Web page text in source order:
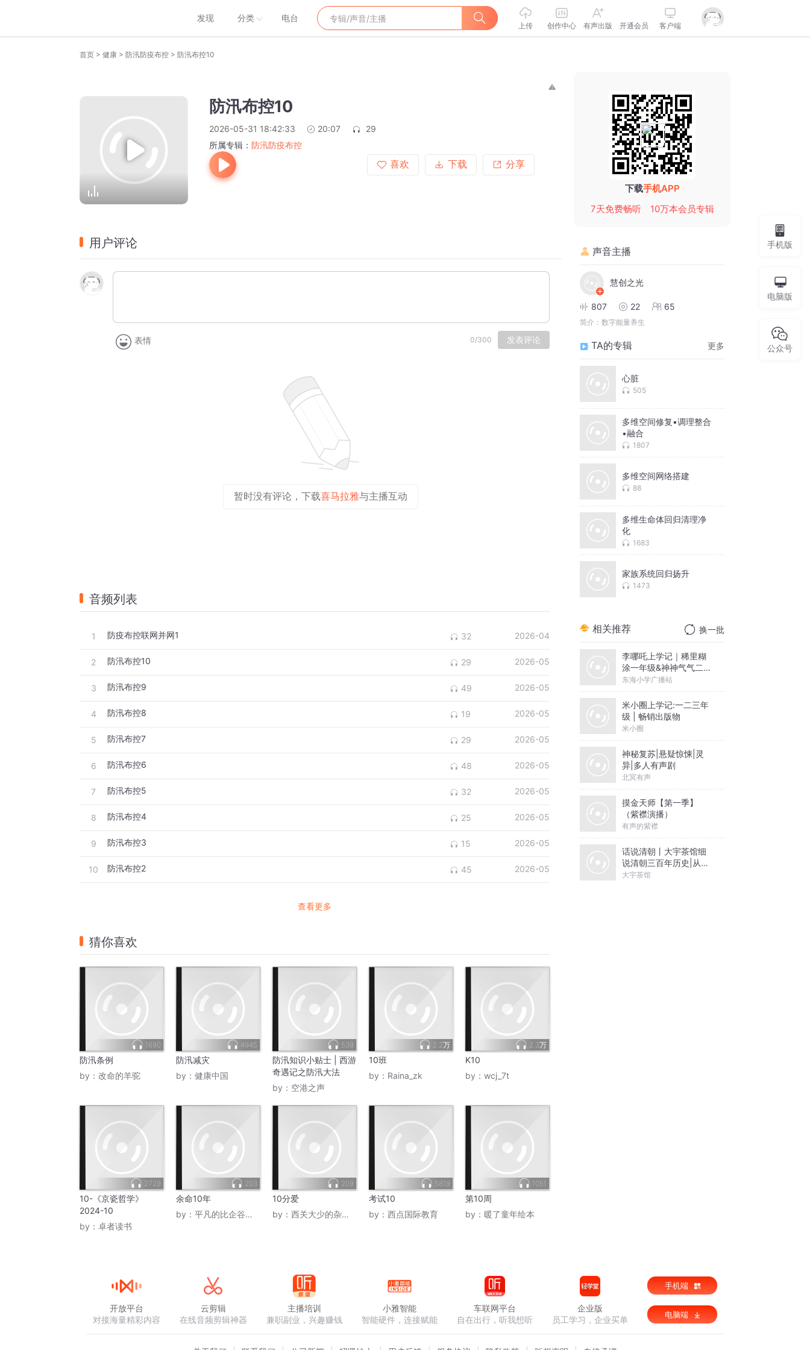
发现 分类 电台
上传 创作中心 有声出版 开通会员 客户端
首页 > 健康 > 防汛防疫布控 > 防汛布控10
防汛布控10
2026-05-31 18:42:33 20:07
29
所属专辑： 防汛防疫布控
喜欢
下载 分享
用户评论
表情 0/300 发表评论
暂时没有评论，下载喜马拉雅与主播互动
音频列表
1 防疫布控联网并网1 32 2026-04
2 防汛布控10 29 2026-05
3 防汛布控9 49 2026-05
4 防汛布控8 19 2026-05
5 防汛布控7 29 2026-05
6 防汛布控6 48 2026-05
7 防汛布控5 32 2026-05
8 防汛布控4 25 2026-05
9 防汛布控3 15 2026-05
10 防汛布控2 45 2026-05
查看更多
猜你喜欢
1690
防汛条例
by： 改命的羊驼
4945
防汛减灾
by： 健康中国
539
防汛知识小贴士 | 西游
奇遇记之防汛大法
by： 空港之声
2.2万
10班
by： Raina_zk
2.3万
K10
by： wcj_7t
2729
10-《京瓷哲学》
2024-10
by： 卓者读书
203
余命10年
by： 平凡的比企谷八幡
209
10分爱
by： 西关大少的杂货铺
5819
考试10
by： 西点国际教育
1051
第10周
by： 暖了童年绘本
下载手机APP
7天免费畅听
10万本会员专辑
声音主播
慧创之光
807 22 65
简介： 数字能量养生
TA的专辑 更多
心脏
505
多维空间修复•调理整合
•融合
1807
多维空间网络搭建
88
多维生命体回归清理净
化
1683
家族系统回归扬升
1473
相关推荐 换一批
李哪吒上学记｜稀里糊
涂一年级&神神气气二年
级
东海小学广播站
米小圈上学记:一二三年
级 | 畅销出版物
米小圈
神秘复苏|悬疑惊悚|灵
异|多人有声剧
北冥有声
摸金天师【第一季】
（紫襟演播）
有声的紫襟
话说清朝丨大宇茶馆细
说清朝三百年历史|从努
尔哈赤到末代皇帝溥仪|
大宇茶馆
手机版
电脑版
公众号
开放平台
对接海量精彩内容
云剪辑
在线音频剪辑神器
主播培训
兼职副业，兴趣赚钱
小雅智能
智能硬件，连接赋能
车联网平台
自在出行，听我想听
企业版
员工学习，企业买单
手机端
电脑端